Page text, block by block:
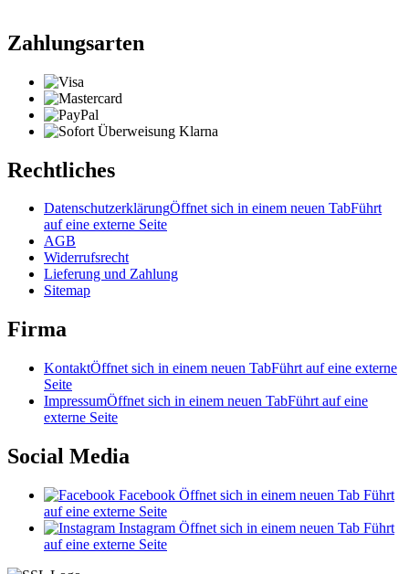
Zahlungsarten
Rechtliches
DatenschutzerklärungÖffnet sich in einem neuen TabFührt
auf eine externe Seite
AGB
Widerrufsrecht
Lieferung und Zahlung
Sitemap
Firma
KontaktÖffnet sich in einem neuen TabFührt auf eine externe
Seite
ImpressumÖffnet sich in einem neuen TabFührt auf eine
externe Seite
Social Media
Facebook Öffnet sich in einem neuen Tab Führt
auf eine externe Seite
Instagram Öffnet sich in einem neuen Tab Führt
auf eine externe Seite